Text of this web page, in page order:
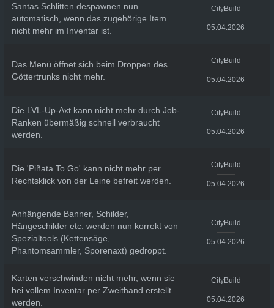
Santas Schlitten despawnen nun
automatisch, wenn das zugehörige Item
nicht mehr im Inventar ist.
CityBuild
05.04.2026
Das Menü öffnet sich beim Droppen des
Göttertrunks nicht mehr.
CityBuild
05.04.2026
Die LVL-Up-Axt kann nicht mehr durch Job-
Ranken übermäßig schnell verbraucht
werden.
CityBuild
05.04.2026
Die 'Piñata To Go' kann nicht mehr per
Rechtsklick von der Leine befreit werden.
CityBuild
05.04.2026
Anhängende Banner, Schilder,
Hängeschilder etc. werden nun korrekt von
Spezialtools (Kettensäge,
Phantomsammler, Sporenaxt) gedroppt.
CityBuild
05.04.2026
Karten verschwinden nicht mehr, wenn sie
bei vollem Inventar per Zweithand erstellt
werden.
CityBuild
05.04.2026